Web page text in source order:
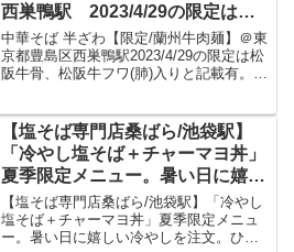
西巣鴨駅 2023/4/29の限定は松
阪牛骨、松阪牛フワ(肺)入りと記
載有。すっきり旨味スープに麻辣
醤とで辛味も美味しいスープ。極
だきました。
中華そば 半ざわ【限定/蘭州牛肉麺】＠東
京都豊島区西巣鴨駅2023/4/29の限定は松
阪牛骨、松阪牛フワ(肺)入りと記載有。す
限定をいただきました。中華そば半ざわ
都営三...
【塩そば専門店桑ばら/池袋駅】
「冷やし塩そば＋チャーマヨ丼」
夏季限定メニュー。暑い日に嬉し
い冷やしを注文。ひさびさにいた
だきましたが記憶の中以上にふく
よかに美味しい塩ラーメンをいた
【塩そば専門店桑ばら/池袋駅】「冷やし
塩そば＋チャーマヨ丼」夏季限定メニュ
ー。暑い日に嬉しい冷やしを注文。ひさ